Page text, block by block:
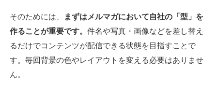
そのためには、
まずはメルマガにおいて自社の「型」を
作ることが重要です。 件名や写真・画像などを差し替え
るだけでコンテンツが配信できる状態を目指すことで
す。毎回背景の色やレイアウトを変える必要はありませ
ん。